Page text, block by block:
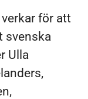
för att
svenska
Ulla